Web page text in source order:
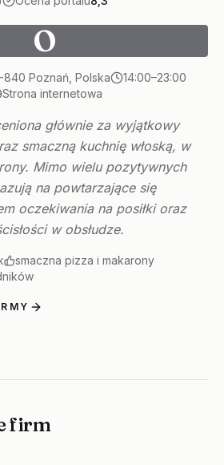
O
840 Poznań, Polska
14:00–23:00
Strona internetowa
głównie za wyjątkowy
smaczną kuchnię włoską, w
Mimo wielu pozytywnych
na powtarzające się
oczekiwania na posiłki oraz
w obsłudze.
smaczna pizza i makarony
firm